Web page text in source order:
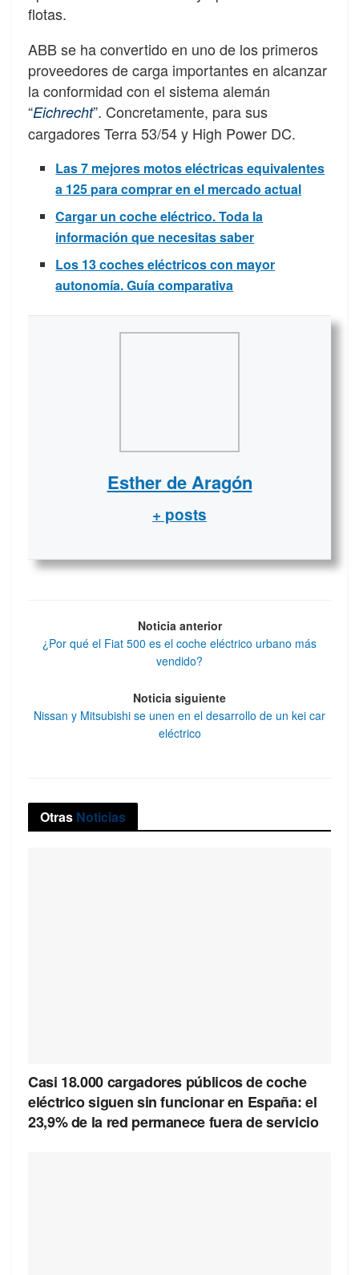
flotas.
ABB se ha convertido en uno de los primeros
proveedores de carga importantes en alcanzar
la conformidad con el sistema alemán
“Eichrecht”. Concretamente, para sus
cargadores Terra 53/54 y High Power DC.
Las 7 mejores motos eléctricas equivalentes
a 125 para comprar en el mercado actual
Cargar un coche eléctrico. Toda la
información que necesitas saber
Los 13 coches eléctricos con mayor
autonomía. Guía comparativa
Esther de Aragón
+ posts
Noticia anterior
¿Por qué el Fiat 500 es el coche eléctrico urbano más
vendido?
Noticia siguiente
Nissan y Mitsubishi se unen en el desarrollo de un kei car
eléctrico
Otras Noticias
Casi 18.000 cargadores públicos de coche
eléctrico siguen sin funcionar en España: el
23,9% de la red permanece fuera de servicio